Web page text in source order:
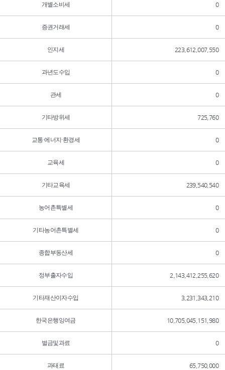
개별소비세 0
증권거래세 0
인지세 223,612,007,550
과년도수입 0
관세 0
기타방위세 725,760
교통·에너지·환경세 0
교육세 0
기타교육세 239,540,540
농어촌특별세 0
기타농어촌특별세 0
종합부동산세 0
정부출자수입 2,143,412,255,620
기타재산이자수입 3,231,343,210
한국은행잉여금 10,705,045,151,980
벌금및과료 0
과태료 65,750,000